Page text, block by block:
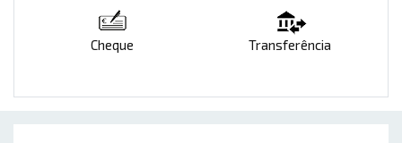
Cheque Transferência